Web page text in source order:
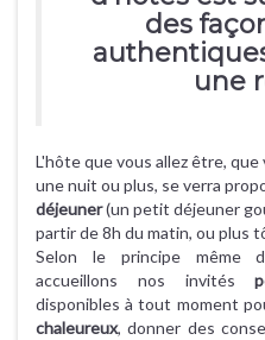
des
une
L'hôte que vous allez être,
une nuit ou plus, se verra
déjeuner(un petit déjeuner
partir de 8h du matin, ou plus
Selon le principe même
accueillons nos invités
disponibles à tout moment
chaleureux, donner des